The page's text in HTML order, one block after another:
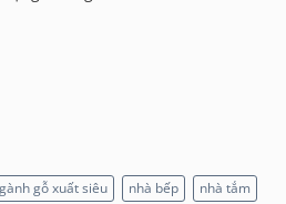
gỗ xuất siêu nhà bếp
nhà tắm